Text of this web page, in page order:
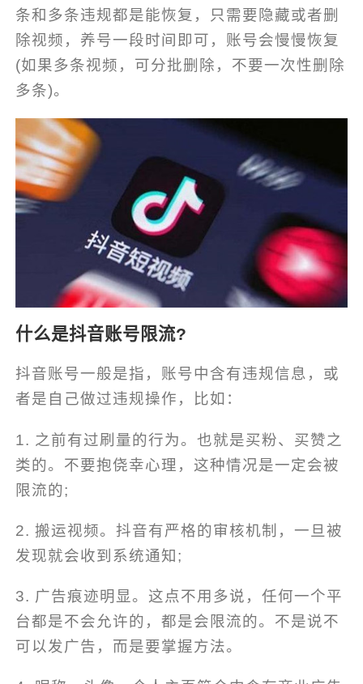
条和多条违规都是能恢复，只需要隐藏或者删
除视频，养号一段时间即可，账号会慢慢恢复
(如果多条视频，可分批删除，不要一次性删除
多条)。
什么是抖音账号限流?
抖音账号一般是指，账号中含有违规信息，或
者是自己做过违规操作，比如：
1. 之前有过刷量的行为。也就是买粉、买赞之
类的。不要抱侥幸心理，这种情况是一定会被
限流的;
2. 搬运视频。抖音有严格的审核机制，一旦被
发现就会收到系统通知;
3. 广告痕迹明显。这点不用多说，任何一个平
台都是不会允许的，都是会限流的。不是说不
可以发广告，而是要掌握方法。